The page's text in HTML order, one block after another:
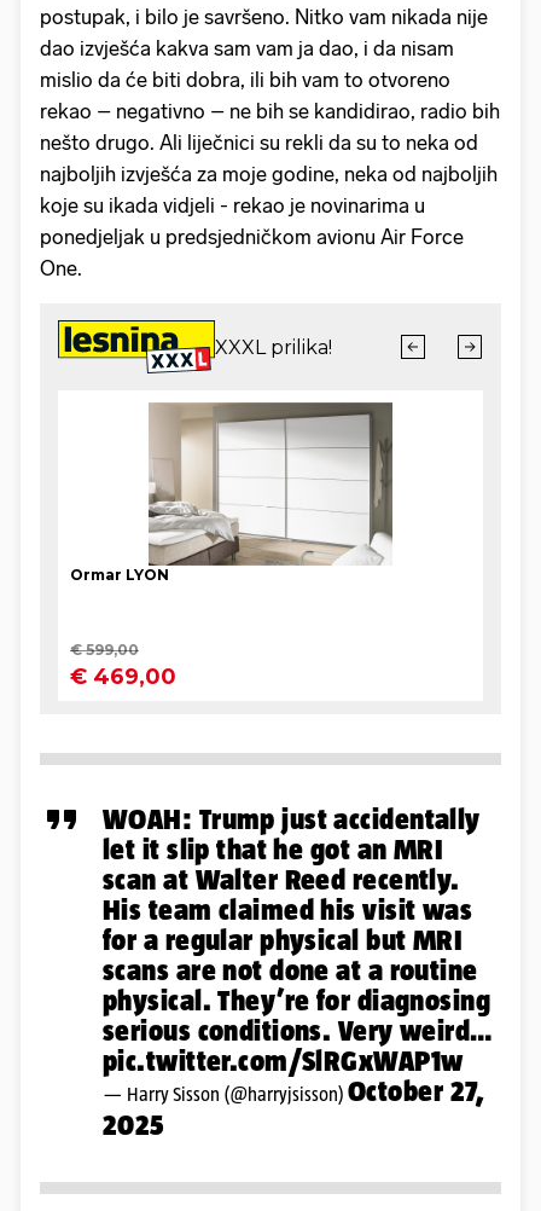
postupak, i bilo je savršeno. Nitko vam nikada nije
dao izvješća kakva sam vam ja dao, i da nisam
mislio da će biti dobra, ili bih vam to otvoreno
rekao – negativno – ne bih se kandidirao, radio bih
nešto drugo. Ali liječnici su rekli da su to neka od
najboljih izvješća za moje godine, neka od najboljih
koje su ikada vidjeli - rekao je novinarima u
ponedjeljak u predsjedničkom avionu Air Force
One.
WOAH: Trump just accidentally
let it slip that he got an MRI
scan at Walter Reed recently.
His team claimed his visit was
for a regular physical but MRI
scans are not done at a routine
physical. They’re for diagnosing
serious conditions. Very weird…
pic.twitter.com/SlRGxWAP1w
— Harry Sisson (@harryjsisson) October 27,
2025